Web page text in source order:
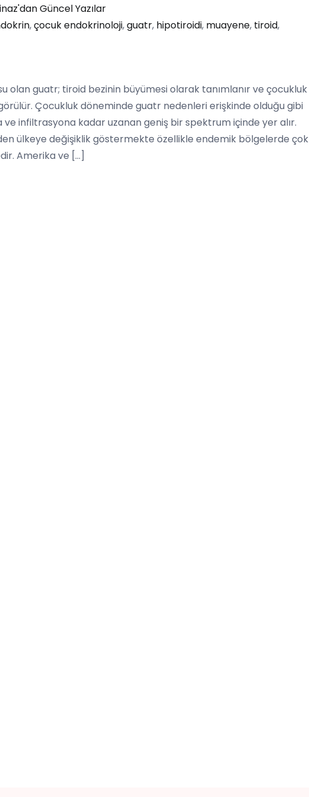
Güncel Yazılar
,çocuk endokrinoloji,guatr, hipotiroidi, muayene, tiroid,
olan guatr; tiroid bezinin büyümesi olarak tanımlanır ve çocukluk
Çocukluk döneminde guatr nedenleri erişkinde olduğu gibi
infiltrasyona kadar uzanan geniş bir spektrum içinde yer alır.
ülkeye değişiklik göstermekte özellikle endemik bölgelerde çok
Amerika ve […]